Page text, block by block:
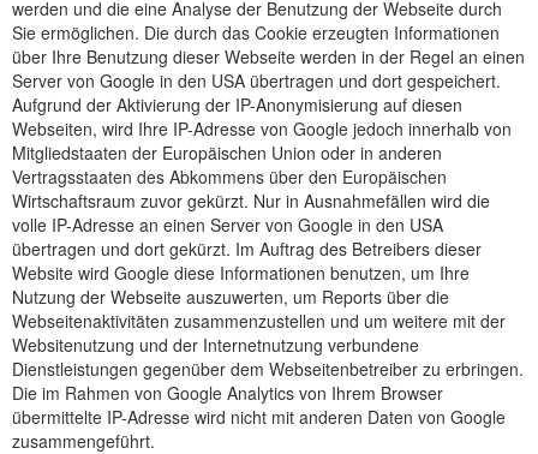
werden und die eine Analyse der Benutzung der Webseite durch
Sie ermöglichen. Die durch das Cookie erzeugten Informationen
über Ihre Benutzung dieser Webseite werden in der Regel an einen
Server von Google in den USA übertragen und dort gespeichert.
Aufgrund der Aktivierung der IP-Anonymisierung auf diesen
Webseiten, wird Ihre IP-Adresse von Google jedoch innerhalb von
Mitgliedstaaten der Europäischen Union oder in anderen
Vertragsstaaten des Abkommens über den Europäischen
Wirtschaftsraum zuvor gekürzt. Nur in Ausnahmefällen wird die
volle IP-Adresse an einen Server von Google in den USA
übertragen und dort gekürzt. Im Auftrag des Betreibers dieser
Website wird Google diese Informationen benutzen, um Ihre
Nutzung der Webseite auszuwerten, um Reports über die
Webseitenaktivitäten zusammenzustellen und um weitere mit der
Websitenutzung und der Internetnutzung verbundene
Dienstleistungen gegenüber dem Webseitenbetreiber zu erbringen.
Die im Rahmen von Google Analytics von Ihrem Browser
übermittelte IP-Adresse wird nicht mit anderen Daten von Google
zusammengeführt.